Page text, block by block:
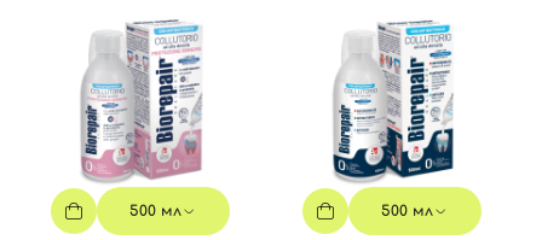
500 мл 500 мл